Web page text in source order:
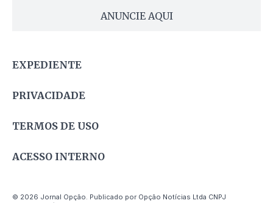
ANUNCIE AQUI
EXPEDIENTE
PRIVACIDADE
TERMOS DE USO
ACESSO INTERNO
© 2026 Jornal Opção. Publicado por Opção Notícias Ltda CNPJ